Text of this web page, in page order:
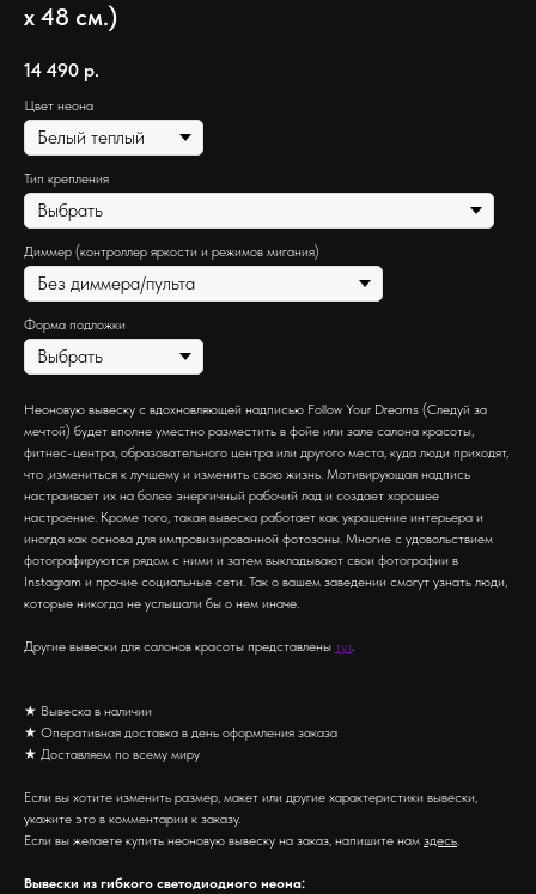
х 48 см.)
14 490 р.
Цвет неона
Тип крепления
Диммер (контроллер яркости и режимов мигания)
Форма подложки
Неоновую вывеску с вдохновляющей надписью Follow Your Dreams (Следуй за
мечтой) будет вполне уместно разместить в фойе или зале салона красоты,
фитнес-центра, образовательного центра или другого места, куда люди приходят,
что ,измениться к лучшему и изменить свою жизнь. Мотивирующая надпись
настраивает их на более энергичный рабочий лад и создает хорошее
настроение. Кроме того, такая вывеска работает как украшение интерьера и
иногда как основа для импровизированной фотозоны. Многие с удовольствием
фотографируются рядом с ними и затем выкладывают свои фотографии в
Instagram и прочие социальные сети. Так о вашем заведении смогут узнать люди,
которые никогда не услышали бы о нем иначе.
Другие вывески для салонов красоты представлены тут.
★ Вывеска в наличии
★ Оперативная доставка в день оформления заказа
★ Доставляем по всему миру
Если вы хотите изменить размер, макет или другие характеристики вывески,
укажите это в комментарии к заказу.
Если вы желаете купить неоновую вывеску на заказ, напишите нам здесь.
Вывески из гибкого светодиодного неона: